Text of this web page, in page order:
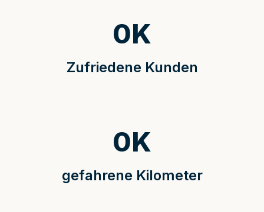
Zufriedene Kunden
0K
gefahrene Kilometer
0K